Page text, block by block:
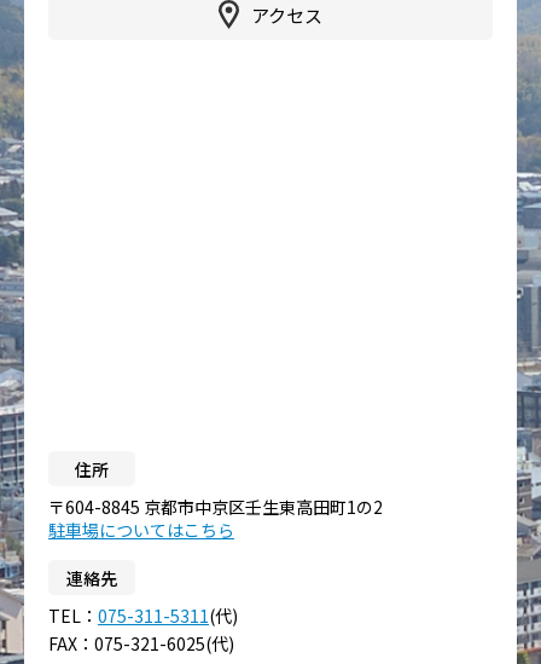
アクセス
住所
〒604-8845 京都市中京区壬生東高田町1の2
駐車場についてはこちら
連絡先
TEL： 075-311-5311(代)
FAX：075-321-6025(代)